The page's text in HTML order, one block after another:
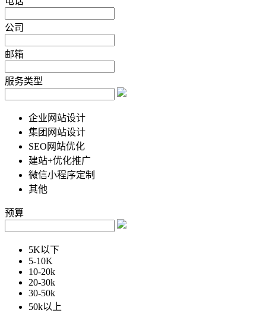
公司
邮箱
服务类型
企业网站设计
集团网站设计
SEO网站优化
建站+优化推广
微信小程序定制
其他
预算
5K以下
5-10K
10-20k
20-30k
30-50k
50k以上